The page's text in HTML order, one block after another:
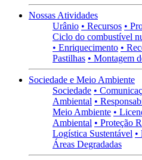
Nossas Atividades
Urânio • Recursos •
Ciclo do combustível
• Enriquecimento •
Pastilhas • Montagem
Sociedade e Meio Ambiente
Sociedade •
Ambiental •
Meio Ambiente •
Ambiental • Proteção
Logística Sustentável •
Áreas Degradadas